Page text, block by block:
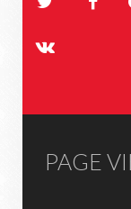
PAGE